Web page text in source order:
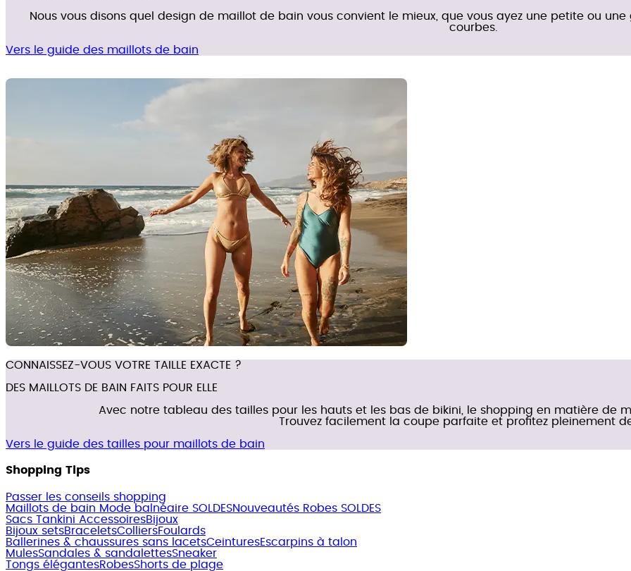
Nous vous disons quel design de maillot de bain vous convient le mieux, que vous ayez une petite ou
courbes.
Vers le guide des maillots de bain
CONNAISSEZ-VOUS VOTRE TAILLE EXACTE ?
DES MAILLOTS DE BAIN FAITS POUR ELLE
Avec notre tableau des tailles pour les hauts et les bas de bikini, le shopping en matière de
Trouvez facilement la coupe parfaite et profitez pleinement
Vers le guide des tailles pour maillots de bain
Shopping Tips
Passer les conseils shopping
Maillots de bain Mode balnéaire SOLDESNouveautés Robes SOLDES
Sacs Tankini AccessoiresBijoux
Bijoux setsBraceletsColliersFoulards
Ballerines & chaussures sans lacetsCeinturesEscarpins à talon
MulesSandales & sandalettesSneaker
Tongs élégantesRobesShorts de plage